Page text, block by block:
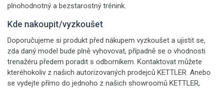
plnohodnotný a bezstarostný trénink.
Kde nakoupit/vyzkoušet
Doporučujeme si produkt před nákupem vyzkoušet a ujistit se,
zda daný model bude plně vyhovovat, případně se o vhodnosti
trenažéru předem poradit s odborníkem. Kontaktovat můžete
kteréhokoliv z našich autorizovaných prodejců KETTLER. Anebo
se vydejte přímo do jednoho z našich showroomů KETTLER,